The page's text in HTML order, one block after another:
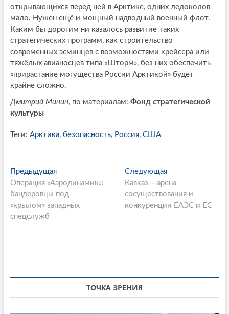
открывающихся перед ней в Арктике, одних ледоколов
мало. Нужен ещё и мощный надводный военный флот.
Каким бы дорогим ни казалось развитие таких
стратегических программ, как строительство
современных эсминцев с возможностями крейсера или
тяжёлых авианосцев типа «Шторм», без них обеспечить
«прирастание могущества России Арктикой» будет
крайне сложно.
Дмитрий Минин, по материалам: Фонд стратегической
культуры
Теги: Арктика, безопасность, Россия, США
P
o
s
t
v
ПредыдущаяП
р
е
д
Операция «Аэродинамик»:
бандеровцы под
«крылом» западных
спецслужб
Следующая
л
е
д
Кавказ – арена
сосуществования и
конкуренции ЕАЭС и ЕС
ТОЧКА ЗРЕНИЯ